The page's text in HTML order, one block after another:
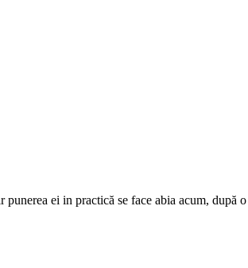
ei in practică se face abia acum,